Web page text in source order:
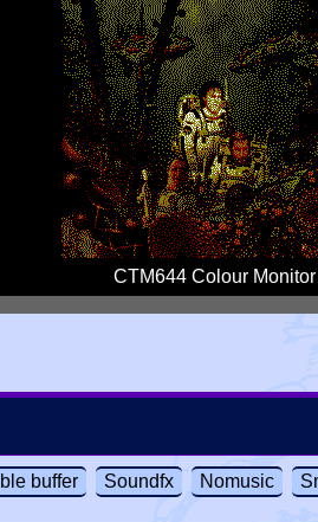
CTM644 Colour Monitor
buffer Soundfx Nomusic